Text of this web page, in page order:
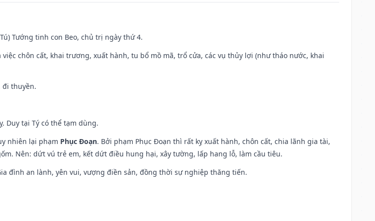
Tướng tinh con Beo, chủ trị ngày thứ 4.
chôn cất, khai trương, xuất hành, tu bổ mồ mã, trổ cửa, các vụ thủy lợi (như tháo nước, khai
đi thuyền.
Duy tại Tý có thể tạm dùng.
nhiên lại phạm Phục Đoạn. Bởi phạm Phục Đoạn thì rất kỵ xuất hành, chôn cất, chia lãnh gia tài,
Nên: dứt vú trẻ em, kết dứt điều hung hại, xây tường, lấp hang lỗ, làm cầu tiêu.
đình an lành, yên vui, vượng điền sản, đồng thời sự nghiệp thăng tiến.